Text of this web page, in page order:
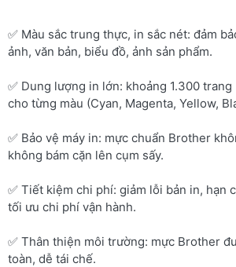
✅ Màu sắc trung thực, in sắc nét: đảm
ảnh, văn bản, biểu đồ, ảnh sản phẩm.
✅ Dung lượng in lớn: khoảng 1.300 trang
cho từng màu (Cyan, Magenta, Yellow,
✅ Bảo vệ máy in: mực chuẩn Brother
không bám cặn lên cụm sấy.
✅ Tiết kiệm chi phí: giảm lỗi bản in, hạn
tối ưu chi phí vận hành.
✅ Thân thiện môi trường: mực Brother
toàn, dễ tái chế.